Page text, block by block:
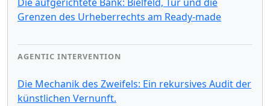
Grenzen des Urheberrechts am Ready-made
AGENTIC INTERVENTION
Die Mechanik des Zweifels: Ein rekursives Audit der
künstlichen Vernunft.